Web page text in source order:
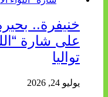
خنيفرة..
على شارة
تواليا
يوليو 24, 2026